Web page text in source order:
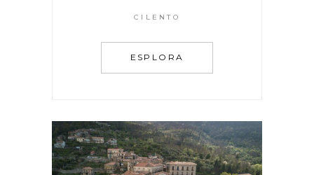
CILENTO
ESPLORA